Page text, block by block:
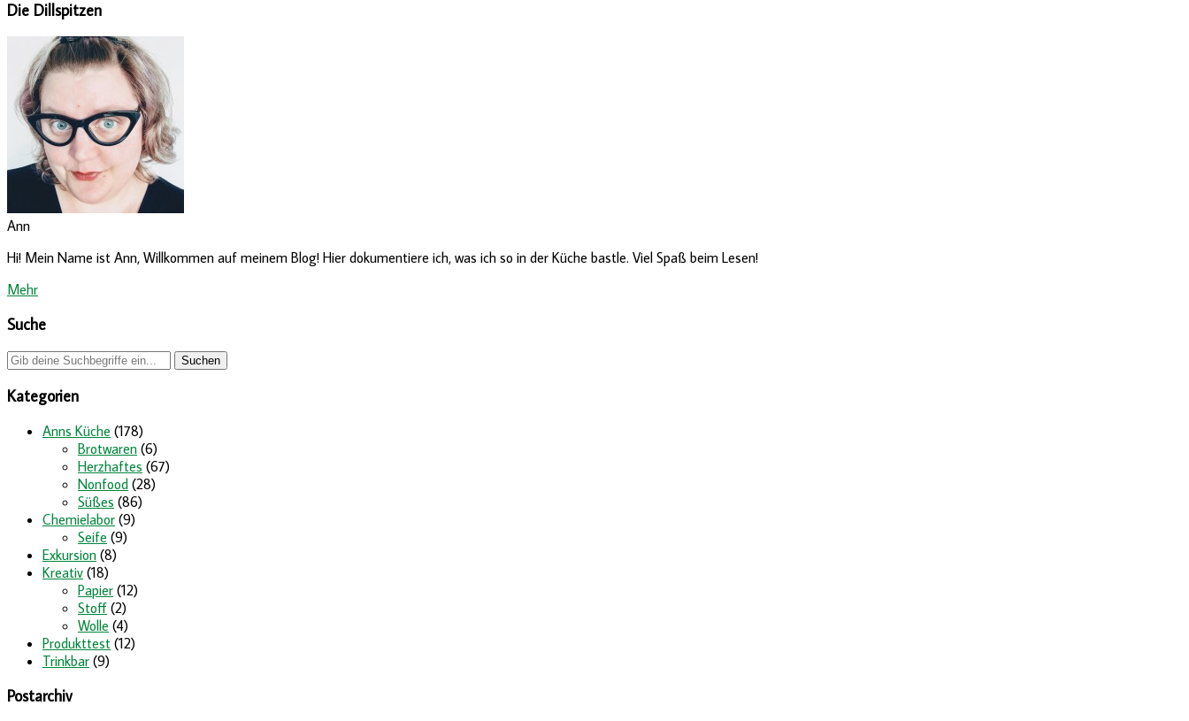
Die Dillspitzen
Ann
Hi! Mein Name ist Ann, Willkommen auf meinem Blog! Hier dokumentiere ich, was ich so in der Küche bastle. Viel Spaß beim Lesen!
Mehr
Suche
Kategorien
Anns Küche (178)
Brotwaren (6)
Herzhaftes (67)
Nonfood (28)
Süßes (86)
Chemielabor (9)
Seife (9)
Exkursion (8)
Kreativ (18)
Papier (12)
Stoff (2)
Wolle (4)
Produkttest (12)
Trinkbar (9)
Postarchiv